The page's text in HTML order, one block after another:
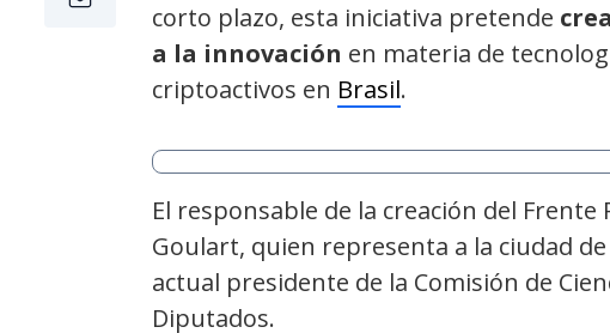
corto plazo, esta iniciativa pretende
a la innovación en materia de
criptoactivos en Brasil.
El responsable de la creación del
Goulart, quien representa a la ciudad
actual presidente de la Comisión de
Diputados.